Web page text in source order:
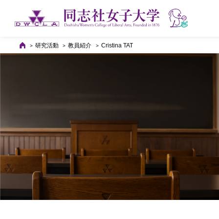
研究活動 教員紹介 Cristina TAT